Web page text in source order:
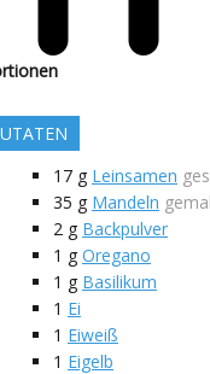
17 g Leinsamen
35 g Mandeln
2 g Backpulver
1 g Oregano
1 g Basilikum
1 Ei
1 Eiweiß
1 Eigelb